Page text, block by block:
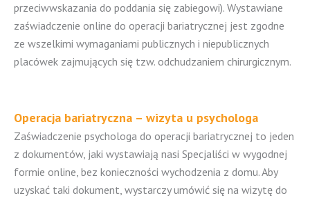
przeciwwskazania do poddania się zabiegowi). Wystawiane
zaświadczenie online do operacji bariatrycznej jest zgodne
ze wszelkimi wymaganiami publicznych i niepublicznych
placówek zajmujących się tzw. odchudzaniem chirurgicznym.
Operacja bariatryczna – wizyta u psychologa
Zaświadczenie psychologa do operacji bariatrycznej to jeden
z dokumentów, jaki wystawiają nasi Specjaliści w wygodnej
formie online, bez konieczności wychodzenia z domu. Aby
uzyskać taki dokument, wystarczy umówić się na wizytę do